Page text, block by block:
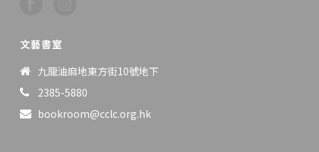
文藝書室
九龍油麻地東方街10號地下
2385-5880
bookroom@cclc.org.hk